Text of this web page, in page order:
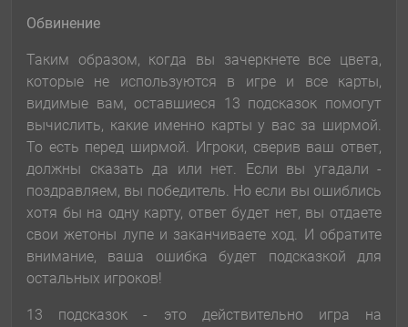
Обвинение
Таким образом, когда вы зачеркнете все цвета,
которые не используются в игре и все карты,
видимые вам, оставшиеся 13 подсказок помогут
вычислить, какие именно карты у вас за ширмой.
То есть перед ширмой. Игроки, сверив ваш ответ,
должны сказать да или нет. Если вы угадали -
поздравляем, вы победитель. Но если вы ошиблись
хотя бы на одну карту, ответ будет нет, вы отдаете
свои жетоны лупе и заканчиваете ход. И обратите
внимание, ваша ошибка будет подсказкой для
остальных игроков!
13 подсказок - это действительно игра на